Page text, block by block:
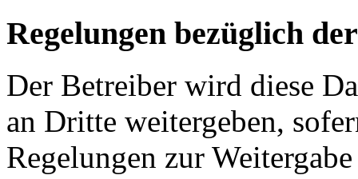
Regelungen bezüglich
Der Betreiber wird diese
an Dritte weitergeben,
Regelungen zur